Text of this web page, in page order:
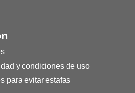
y condiciones de uso
para evitar estafas